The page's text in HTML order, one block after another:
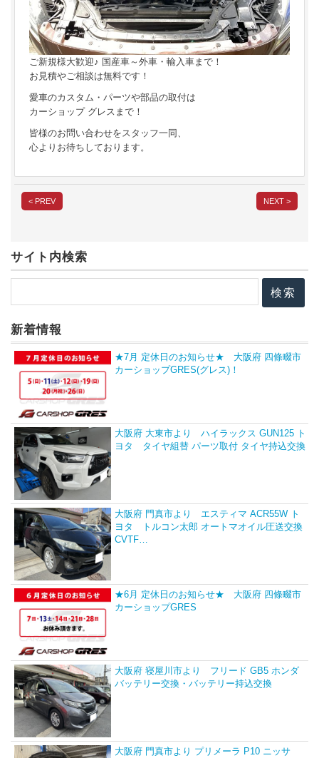
ご新規様大歓迎♪ 国産車～外車・輸入車まで！
お見積やご相談は無料です！
愛車のカスタム・パーツや部品の取付は
カーショップ グレスまで！
皆様のお問い合わせをスタッフ一同、
心よりお待ちしております。
< PREV NEXT >
サイト内検索
新着情報
★7月 定休日のお知らせ★ 大阪府 四條畷市
カーショップGRES(グレス)！
大阪府 大東市より ハイラックス GUN125 ト
ヨタ タイヤ組替 パーツ取付 タイヤ持込交換
大阪府 門真市より エスティマ ACR55W ト
ヨタ トルコン太郎 オートマオイル圧送交換
CVTF…
★6月 定休日のお知らせ★ 大阪府 四條畷市
カーショップGRES
大阪府 寝屋川市より フリード GB5 ホンダ
バッテリー交換・バッテリー持込交換
大阪府 門真市より プリメーラ P10 ニッサ